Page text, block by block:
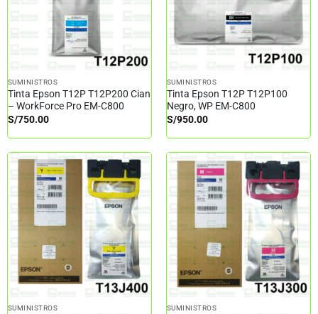
SUMINISTROS
Tinta Epson T12P T12P200 Cian
– WorkForce Pro EM-C800
S/750.00
SUMINISTROS
Tinta Epson T12P T12P100
Negro, WP EM-C800
S/950.00
SUMINISTROS SUMINISTROS